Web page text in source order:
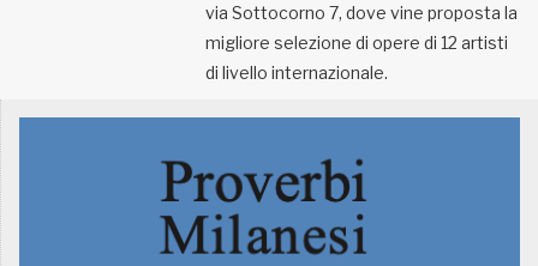
Inviateci le vostre segnalazioni
Fondato e diretto da Enzo De
EDB edizioni - Via Brivio angolo C.
Imbonati, 89 20159 Milano (Italia)
via Sottocorno 7, dove vine proposta la
migliore selezione di opere di 12 artisti
di livello internazionale.